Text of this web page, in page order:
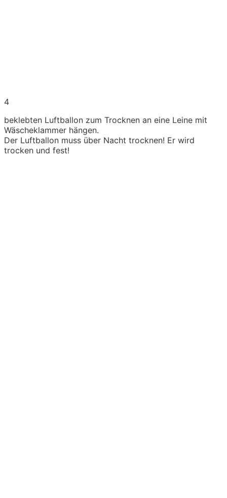
4
beklebten Luftballon zum Trocknen an eine Leine mit
Wäscheklammer hängen.
Der Luftballon muss über Nacht trocknen! Er wird
trocken und fest!